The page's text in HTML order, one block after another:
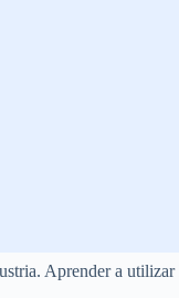
Aprender a